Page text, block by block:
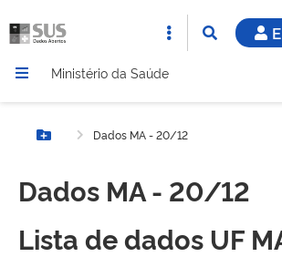
Ministério da Saúde
Botão MenuDados MA - 20/12
Dados MA - 20/12
Lista de dados UF